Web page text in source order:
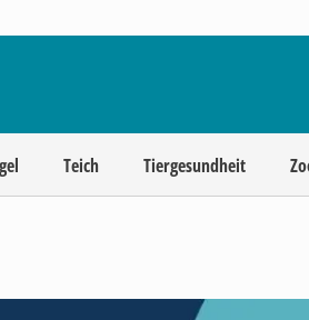
Teich Tiergesundheit